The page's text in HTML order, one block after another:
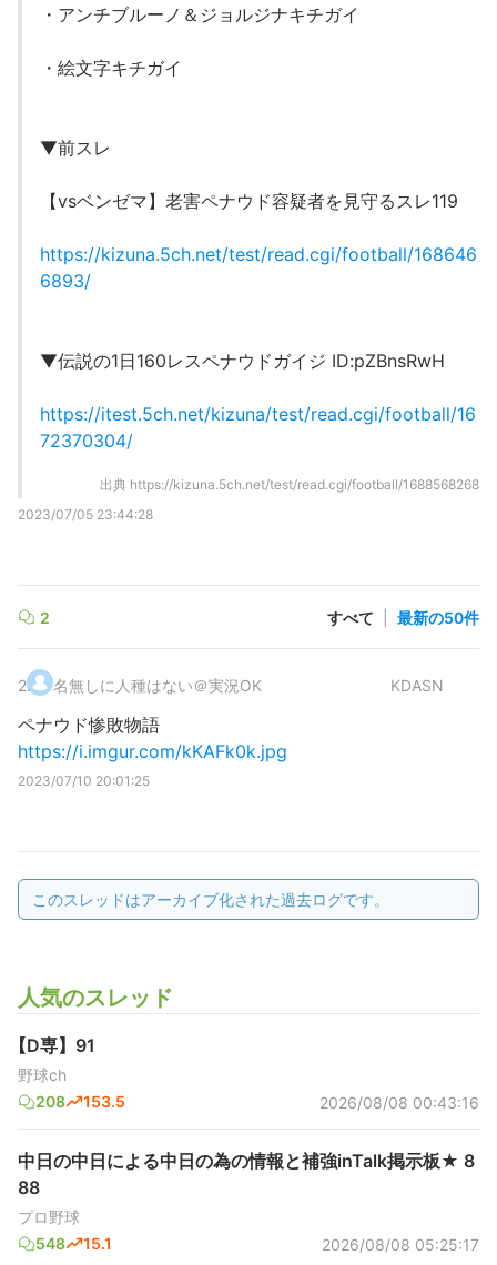
・アンチブルーノ＆ジョルジナキチガイ
・絵文字キチガイ
▼前スレ
【vsベンゼマ】老害ペナウド容疑者を見守るスレ119
https://kizuna.5ch.net/test/read.cgi/football/168646
6893/
▼伝説の1日160レスペナウドガイジ ID:pZBnsRwH
https://itest.5ch.net/kizuna/test/read.cgi/football/16
72370304/
出典 https://kizuna.5ch.net/test/read.cgi/football/1688568268
2023/07/05 23:44:28
2 すべて 最新の50件
2. 名無しに人種はない＠実況OK KDASN
ペナウド惨敗物語
https://i.imgur.com/kKAFk0k.jpg
2023/07/10 20:01:25
このスレッドはアーカイブ化された過去ログです。
人気のスレッド
【D専】91
野球ch
208
153.5 2026/08/08 00:43:16
中日の中日による中日の為の情報と補強inTalk掲示板★ 8
88
プロ野球
548
15.1 2026/08/08 05:25:17